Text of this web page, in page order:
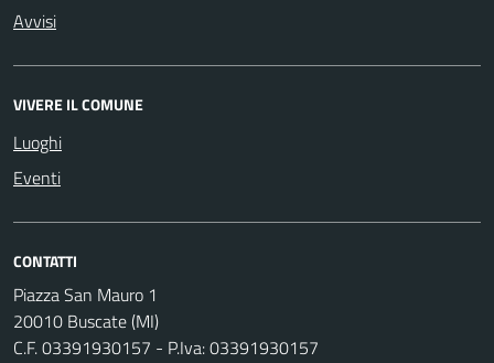
Avvisi
VIVERE IL COMUNE
Luoghi
Eventi
CONTATTI
Piazza San Mauro 1
20010 Buscate (MI)
C.F. 03391930157 - P.Iva: 03391930157